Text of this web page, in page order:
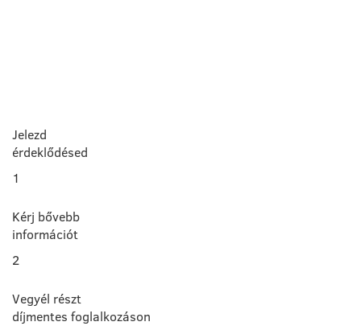
Jelezd
érdeklődésed
1
Kérj bővebb
információt
2
Vegyél részt
díjmentes foglalkozáson